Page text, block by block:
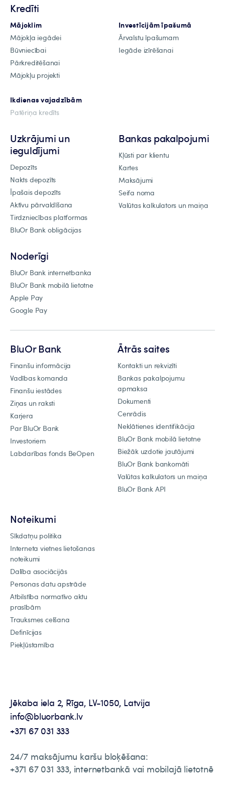
Kredīti
Mājoklim
Mājokļa iegādei
Būvniecībai
Pārkreditēšanai
Mājokļu projekti
Investīcijām īpašumā
Ārvalstu īpašumam
Iegāde izīrēšanai
Ikdienas vajadzībām
Patēriņa kredīts
Uzkrājumi un
ieguldījumi
Depozīts
Nakts depozīts
Īpašais depozīts
Aktīvu pārvaldīšana
Tirdzniecības platformas
BluOr Bank obligācijas
Bankas pakalpojumi
Kļūsti par klientu
Kartes
Maksājumi
Seifa noma
Valūtas kalkulators un maiņa
Noderīgi
BluOr Bank internetbanka
BluOr Bank mobilā lietotne
Apple Pay
Google Pay
BluOr Bank
Finanšu informācija
Vadības komanda
Finanšu iestādes
Ziņas un raksti
Karjera
Par BluOr Bank
Investoriem
Labdarības fonds BeOpen
Ātrās saites
Kontakti un rekvizīti
Bankas pakalpojumu
apmaksa
Dokumenti
Cenrādis
Neklātienes identifikācija
BluOr Bank mobilā lietotne
Biežāk uzdotie jautājumi
BluOr Bank bankomāti
Valūtas kalkulators un maiņa
BluOr Bank API
Noteikumi
Sīkdatņu politika
Interneta vietnes lietošanas
noteikumi
Dalība asociācijās
Personas datu apstrāde
Atbilstība normatīvo aktu
prasībām
Trauksmes celšana
Definīcijas
Piekļūstamība
Jēkaba iela 2, Rīga, LV-1050, Latvija
info@bluorbank.lv
+371 67 031 333
24/7 maksājumu karšu bloķēšana:
+371 67 031 333, internetbankā vai mobilajā lietotnē